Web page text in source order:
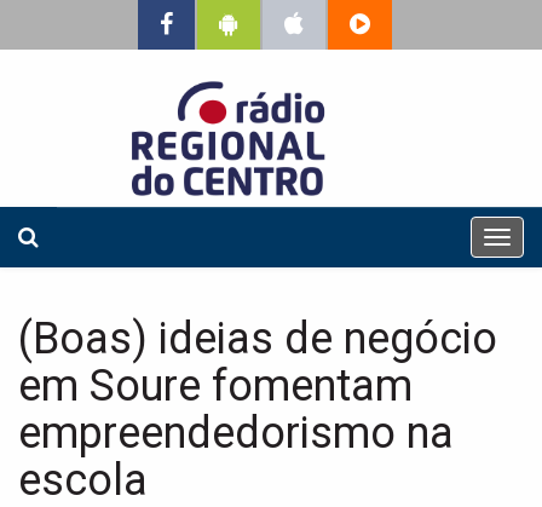
T
o
(Boas) ideias de negócio
em Soure fomentam
empreendedorismo na
escola